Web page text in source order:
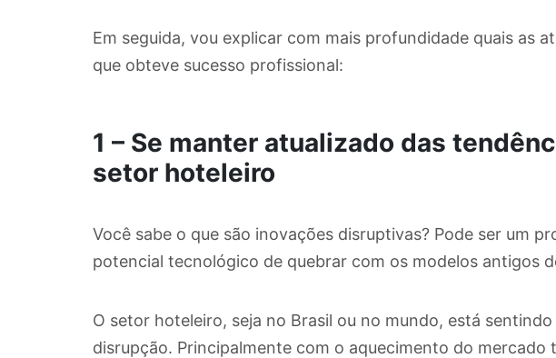
Em seguida, vou explicar com mais profundidade quais as
que obteve sucesso profissional:
1 – Se manter atualizado das
setor hoteleiro
Você sabe o que são inovações disruptivas? Pode ser um
potencial tecnológico de quebrar com os modelos antigos
O setor hoteleiro, seja no Brasil ou no mundo, está
disrupção. Principalmente com o aquecimento do mercado